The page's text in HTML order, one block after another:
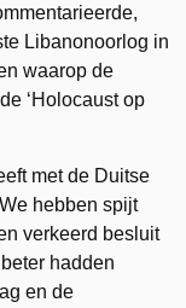
Libanonoorlog in
waarop de
‘Holocaust op
met de Duitse
hebben spijt
verkeerd besluit
hadden
en de